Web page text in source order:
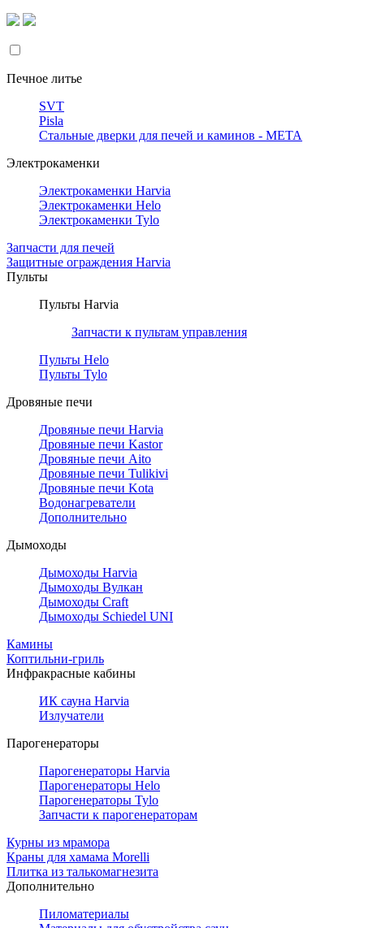
Печное литье
SVT
Pisla
Стальные дверки для печей и каминов - META
Электрокаменки
Электрокаменки Harvia
Электрокаменки Helo
Электрокаменки Tylo
Запчасти для печей
Защитные ограждения Harvia
Пульты
Пульты Harvia
Запчасти к пультам управления
Пульты Helo
Пульты Tylo
Дровяные печи
Дровяные печи Harvia
Дровяные печи Kastor
Дровяные печи Aito
Дровяные печи Tulikivi
Дровяные печи Kota
Водонагреватели
Дополнительно
Дымоходы
Дымоходы Harvia
Дымоходы Вулкан
Дымоходы Craft
Дымоходы Schiedel UNI
Камины
Коптильни-гриль
Инфракрасные кабины
ИК сауна Harvia
Излучатели
Парогенераторы
Парогенераторы Harvia
Парогенераторы Helo
Парогенераторы Tylo
Запчасти к парогенераторам
Курны из мрамора
Краны для хамама Morelli
Плитка из талькомагнезита
Дополнительно
Пиломатериалы